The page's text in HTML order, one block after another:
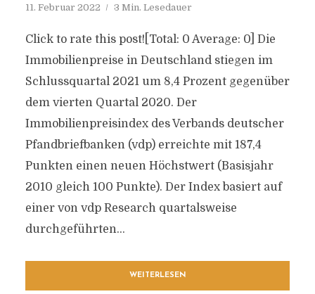
11. Februar 2022 3 Min. Lesedauer
Click to rate this post![Total: 0 Average: 0] Die
Immobilienpreise in Deutschland stiegen im
Schlussquartal 2021 um 8,4 Prozent gegenüber
dem vierten Quartal 2020. Der
Immobilienpreisindex des Verbands deutscher
Pfandbriefbanken (vdp) erreichte mit 187,4
Punkten einen neuen Höchstwert (Basisjahr
2010 gleich 100 Punkte). Der Index basiert auf
einer von vdp Research quartalsweise
durchgeführten...
WEITERLESEN